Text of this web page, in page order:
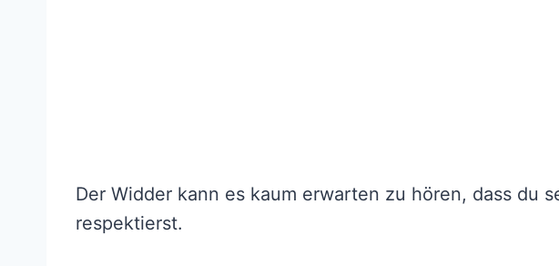
Der Widder kann es kaum erwarten zu hören, dass du
respektierst.